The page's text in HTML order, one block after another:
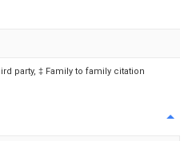
party, ‡ Family to family citation